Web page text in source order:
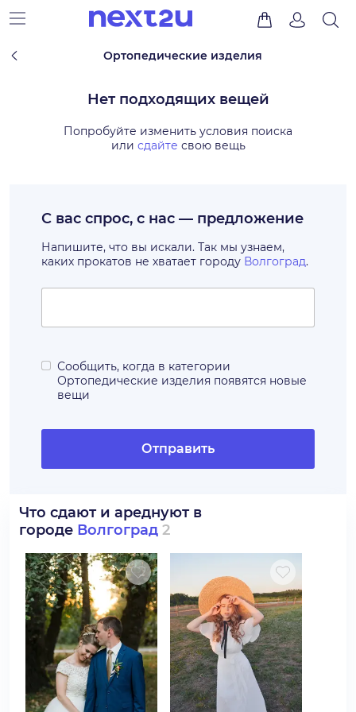
Ортопедические изделия
Нет подходящих вещей
Попробуйте изменить условия поиска
или сдайте свою вещь
С вас спрос, с нас — предложение
Напишите, что вы искали. Так мы узнаем,
каких прокатов не хватает городу Волгоград.
Сообщить, когда в категории
Ортопедические изделия появятся новые
вещи
Отправить
Что сдают и ареднуют в
городе Волгоград 2